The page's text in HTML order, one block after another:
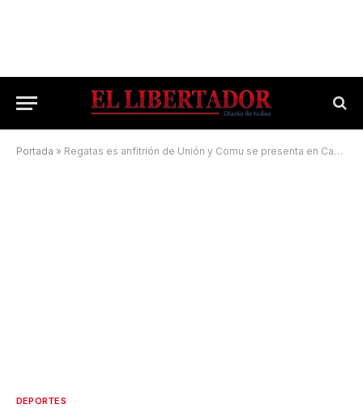
Portada » Regatas es anfitrión de Unión y Comu se presenta en Caballito
DEPORTES